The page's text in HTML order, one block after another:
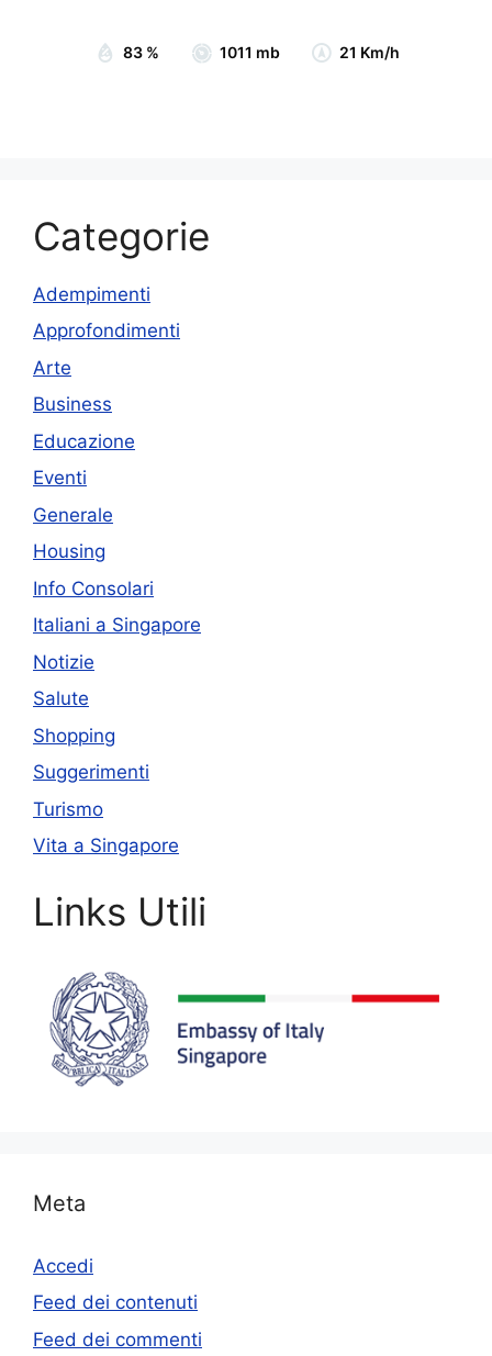
83 % 1011 mb 21 Km/h
Categorie
Adempimenti
Approfondimenti
Arte
Business
Educazione
Eventi
Generale
Housing
Info Consolari
Italiani a Singapore
Notizie
Salute
Shopping
Suggerimenti
Turismo
Vita a Singapore
Links Utili
Meta
Accedi
Feed dei contenuti
Feed dei commenti